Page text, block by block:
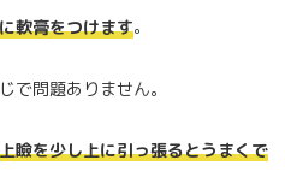
軟膏をつけます。
で問題ありません。
上瞼を少し上に引っ張るとうまくで